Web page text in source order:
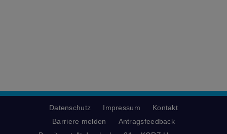
Datenschutz Impressum
Kontakt
Barriere melden
Antragsfeedback